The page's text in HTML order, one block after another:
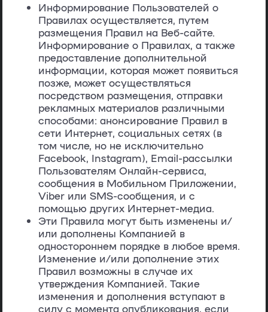
Информирование Пользователей о
Правилах осуществляется, путем
размещения Правил на Веб-сайте.
Информирование о Правилах, а также
предоставление дополнительной
информации, которая может появиться
позже, может осуществляться
посредством размещения, отправки
рекламных материалов различными
способами: анонсирование Правил в
сети Интернет, социальных сетях (в
том числе, но не исключительно
Facebook, Instagram), Email-рассылки
Пользователям Онлайн-сервиса,
сообщения в Мобильном Приложении,
Viber или SMS-сообщения, и с
помощью других Интернет-медиа.
Эти Правила могут быть изменены и/
или дополнены Компанией в
одностороннем порядке в любое время.
Изменение и/или дополнение этих
Правил возможны в случае их
утверждения Компанией. Такие
изменения и дополнения вступают в
силу с момента опубликования, если